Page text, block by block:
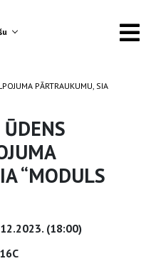
PĀRTRAUKUMU, SIA
“MODULS
(18:00)